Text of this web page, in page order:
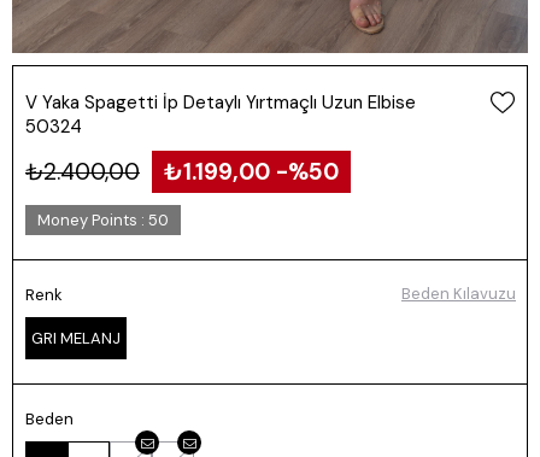
V Yaka Spagetti İp Detaylı Yırtmaçlı Uzun Elbise
50324
₺2.400,00 ₺1.199,00 50
Money Points : 50
Renk
GRI MELANJ
Beden
Beden Kılavuzu